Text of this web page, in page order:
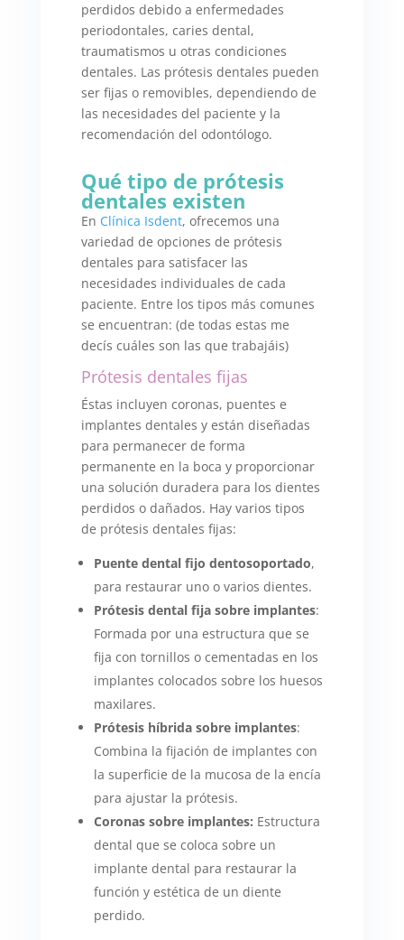
perdidos debido a enfermedades
periodontales, caries dental,
traumatismos u otras condiciones
dentales. Las prótesis dentales pueden
ser fijas o removibles, dependiendo de
las necesidades del paciente y la
recomendación del odontólogo.
Qué tipo de prótesis
dentales existen
En Clínica Isdent, ofrecemos una
variedad de opciones de prótesis
dentales para satisfacer las
necesidades individuales de cada
paciente. Entre los tipos más comunes
se encuentran: (de todas estas me
decís cuáles son las que trabajáis)
Prótesis dentales fijas
Éstas incluyen coronas, puentes e
implantes dentales y están diseñadas
para permanecer de forma
permanente en la boca y proporcionar
una solución duradera para los dientes
perdidos o dañados. Hay varios tipos
de prótesis dentales fijas:
Puente dental fijo dentosoportado,
para restaurar uno o varios dientes.
Prótesis dental fija sobre implantes:
Formada por una estructura que se
fija con tornillos o cementadas en los
implantes colocados sobre los huesos
maxilares.
Prótesis híbrida sobre implantes:
Combina la fijación de implantes con
la superficie de la mucosa de la encía
para ajustar la prótesis.
Coronas sobre implantes: Estructura
dental que se coloca sobre un
implante dental para restaurar la
función y estética de un diente
perdido.